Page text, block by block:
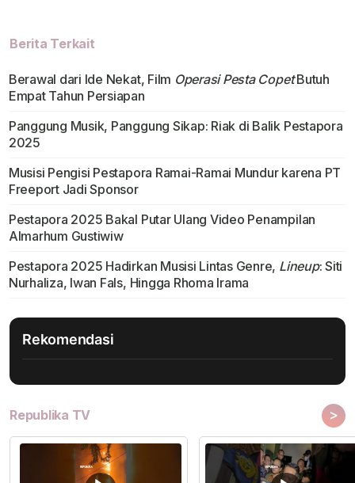
Berita Terkait
Berawal dari Ide Nekat, Film Operasi Pesta CopetButuh
Empat Tahun Persiapan
Panggung Musik, Panggung Sikap: Riak di Balik Pestapora
2025
Musisi Pengisi Pestapora Ramai-Ramai Mundur karena PT
Freeport Jadi Sponsor
Pestapora 2025 Bakal Putar Ulang Video Penampilan
Almarhum Gustiwiw
Pestapora 2025 Hadirkan Musisi Lintas Genre, Lineup: Siti
Nurhaliza, Iwan Fals, Hingga Rhoma Irama
Rekomendasi
Republika TV >